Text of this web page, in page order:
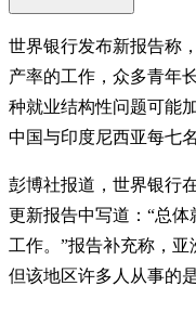
世界银行发布新报告称
产率的工作，众多青年
种就业结构性问题可能
中国与印度尼西亚每七
彭博社报道，世界银行
更新报告中写道：“总
工作。”报告补充称，
但该地区许多人从事的